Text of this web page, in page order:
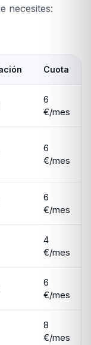
necesites:
Cuota
6
€/mes
6
€/mes
6
€/mes
4
€/mes
6
€/mes
8
€/mes